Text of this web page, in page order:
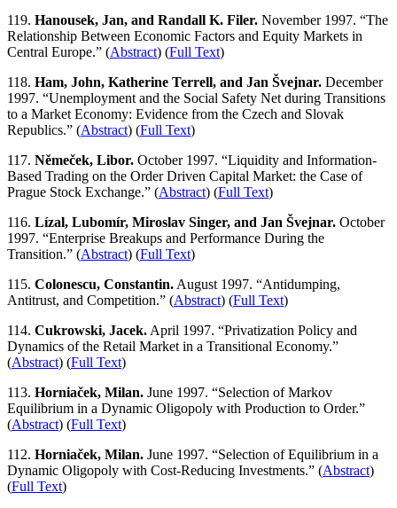
119. Hanousek, Jan, and Randall K. Filer. November 1997. “The
Relationship Between Economic Factors and Equity Markets in
Central Europe.” (Abstract) (Full Text)
118. Ham, John, Katherine Terrell, and Jan Švejnar. December
1997. “Unemployment and the Social Safety Net during Transitions
to a Market Economy: Evidence from the Czech and Slovak
Republics.” (Abstract) (Full Text)
117. Němeček, Libor. October 1997. “Liquidity and Information-
Based Trading on the Order Driven Capital Market: the Case of
Prague Stock Exchange.” (Abstract) (Full Text)
116. Lízal, Lubomír, Miroslav Singer, and Jan Švejnar. October
1997. “Enterprise Breakups and Performance During the
Transition.” (Abstract) (Full Text)
115. Colonescu, Constantin. August 1997. “Antidumping,
Antitrust, and Competition.” (Abstract) (Full Text)
114. Cukrowski, Jacek. April 1997. “Privatization Policy and
Dynamics of the Retail Market in a Transitional Economy.”
(Abstract) (Full Text)
113. Horniaček, Milan. June 1997. “Selection of Markov
Equilibrium in a Dynamic Oligopoly with Production to Order.”
(Abstract) (Full Text)
112. Horniaček, Milan. June 1997. “Selection of Equilibrium in a
Dynamic Oligopoly with Cost-Reducing Investments.” (Abstract)
(Full Text)